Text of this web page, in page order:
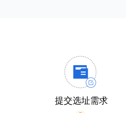
提交选址需求